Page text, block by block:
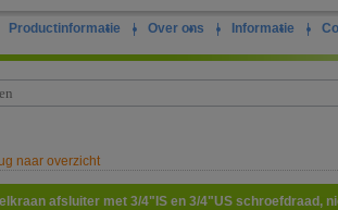
Productinformatie | Over ons | Informatie |
naar overzicht
afsluiter met 3/4"IS en 3/4"US schroefdraad,